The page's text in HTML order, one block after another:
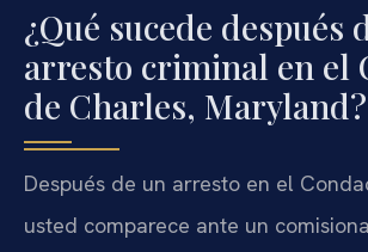
¿Qué sucede después
arresto criminal en el
de Charles, Maryland?
Después de un arresto en el
usted comparece ante un